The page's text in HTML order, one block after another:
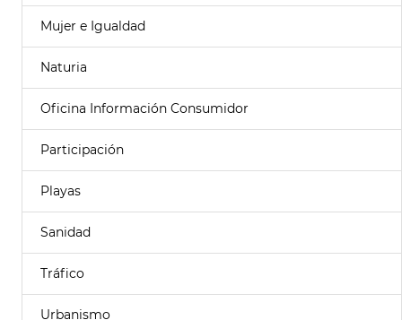
Mujer e Igualdad
Naturia
Oficina Información Consumidor
Participación
Playas
Sanidad
Tráfico
Urbanismo